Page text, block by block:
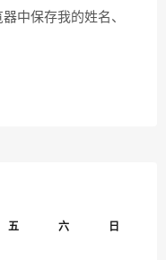
中保存我的姓名、
五 六 日